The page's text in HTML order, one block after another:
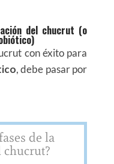
del chucrut (o
con éxito para
, debe pasar por
de la